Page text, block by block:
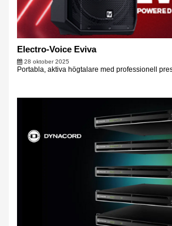
Electro-Voice Eviva
28 oktober 2025
Portabla, aktiva högtalare med professionell